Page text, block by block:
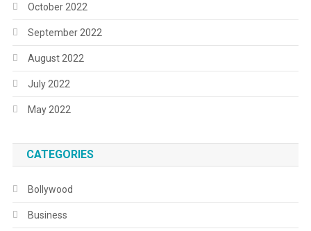
October 2022
September 2022
August 2022
July 2022
May 2022
CATEGORIES
Bollywood
Business